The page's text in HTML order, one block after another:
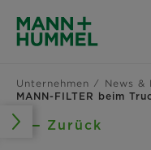
Unternehmen
News &
MANN-FILTER beim
Zurück